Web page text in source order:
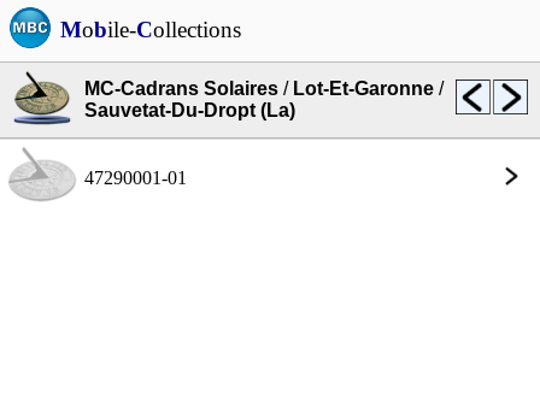
Mobile-Collections
MC-Cadrans Solaires / Lot-Et-Garonne /
Sauvetat-Du-Dropt (La)
47290001-01